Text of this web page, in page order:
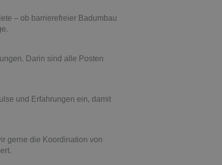
– ob barrierefreier Badumbau
Darin sind alle Posten
und Erfahrungen ein, damit
gerne die Koordination von